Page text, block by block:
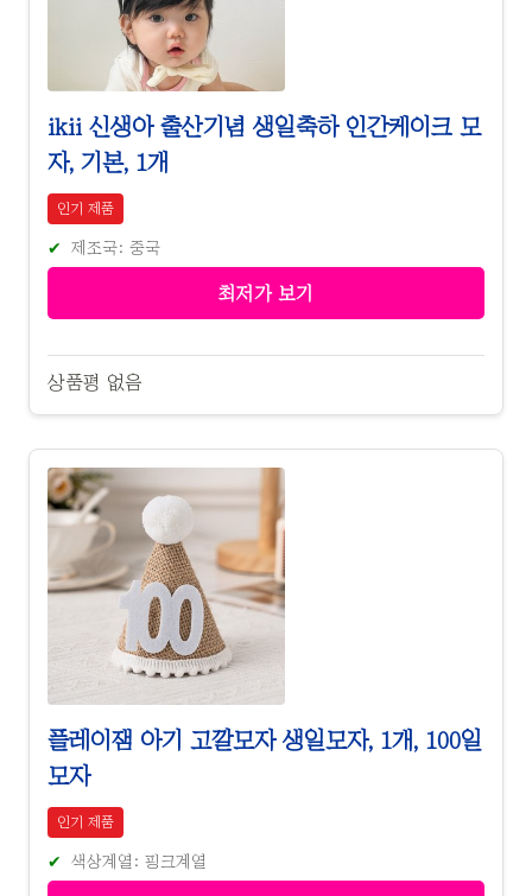
ikii 신생아 출산기념 생일축하 인간케이크 모
자, 기본, 1개
인기 제품
제조국: 중국
최저가 보기
상품평 없음
플레이잼 아기 고깔모자 생일모자, 1개, 100일
모자
인기 제품
색상계열: 핑크계열